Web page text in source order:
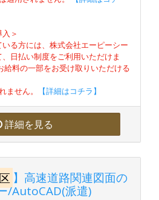
＞
る方には、株式会社エーピーシー
日払い制度をご利用いただけま
給料の一部をお受け取りいただける
ません。
【詳細はコチラ】
詳細を見る
】高速道路関連図面の
/AutoCAD(派遣)